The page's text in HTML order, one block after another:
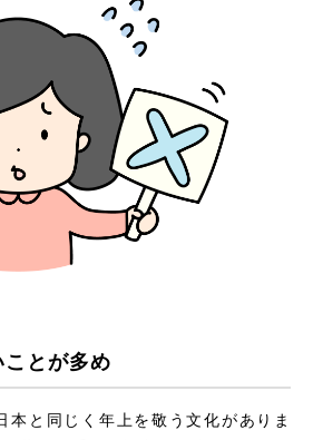
とが多め
本と同じく年上を敬う文化がありま